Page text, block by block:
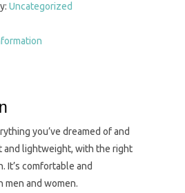
Uncategorized
you’ve dreamed of and
and lightweight, with the right
It’s comfortable and
and women.